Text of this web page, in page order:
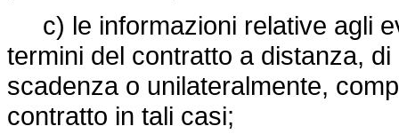
c) le informazioni relative agli
termini del contratto a distanza,
scadenza o unilateralmente,
contratto in tali casi;